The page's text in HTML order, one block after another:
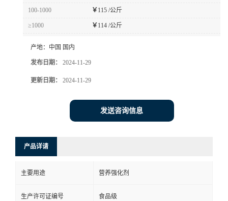
100-1000 ￥ 115 /公斤
≥1000 ￥ 114 /公斤
产地： 中国 国内
发布日期： 2024-11-29
更新日期： 2024-11-29
发送咨询信息
产品详请
主要用途 营养强化剂
生产许可证编号 食品级